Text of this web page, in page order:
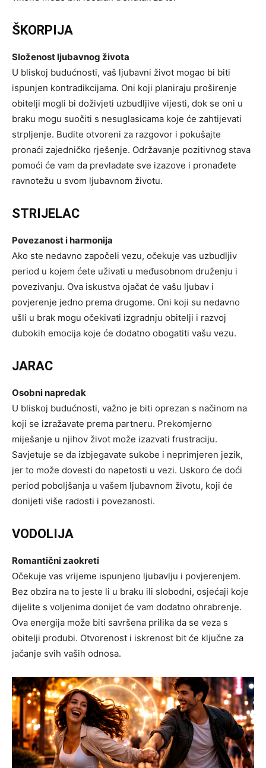
ŠKORPIJA
Složenost ljubavnog života
U bliskoj budućnosti, vaš ljubavni život mogao bi biti
ispunjen kontradikcijama. Oni koji planiraju proširenje
obitelji mogli bi doživjeti uzbudljive vijesti, dok se oni u
braku mogu suočiti s nesuglasicama koje će zahtijevati
strpljenje. Budite otvoreni za razgovor i pokušajte
pronaći zajedničko rješenje. Održavanje pozitivnog stava
pomoći će vam da prevladate sve izazove i pronađete
ravnotežu u svom ljubavnom životu.
STRIJELAC
Povezanost i harmonija
Ako ste nedavno započeli vezu, očekuje vas uzbudljiv
period u kojem ćete uživati u međusobnom druženju i
povezivanju. Ova iskustva ojačat će vašu ljubav i
povjerenje jedno prema drugome. Oni koji su nedavno
ušli u brak mogu očekivati izgradnju obitelji i razvoj
dubokih emocija koje će dodatno obogatiti vašu vezu.
JARAC
Osobni napredak
U bliskoj budućnosti, važno je biti oprezan s načinom na
koji se izražavate prema partneru. Prekomjerno
miješanje u njihov život može izazvati frustraciju.
Savjetuje se da izbjegavate sukobe i neprimjeren jezik,
jer to može dovesti do napetosti u vezi. Uskoro će doći
period poboljšanja u vašem ljubavnom životu, koji će
donijeti više radosti i povezanosti.
VODOLIJA
Romantični zaokreti
Očekuje vas vrijeme ispunjeno ljubavlju i povjerenjem.
Bez obzira na to jeste li u braku ili slobodni, osjećaji koje
dijelite s voljenima donijet će vam dodatno ohrabrenje.
Ova energija može biti savršena prilika da se veza s
obitelji produbi. Otvorenost i iskrenost bit će ključne za
jačanje svih vaših odnosa.